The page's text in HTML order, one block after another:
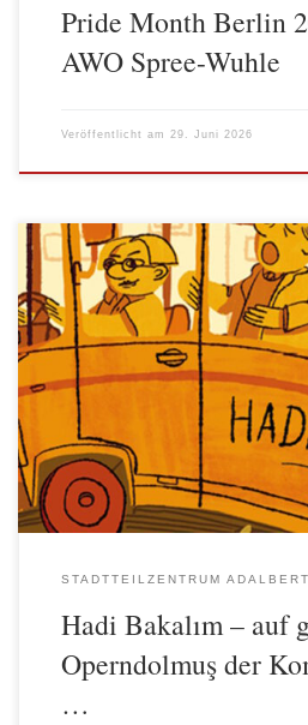
Pride Month Berlin
AWO Spree-Wuhle
Veröffentlicht am 29. Juni 2026
Der Operndolmuş der Komischen
Opernstars, hat Anfang Juni Halt
Gespielt wurde „Hadi Bakalım – auf
nicht zu kurzes Programm aus
Operetten-Duetten, türkischer
Das Programm lädt alle ein, mit
STADTTEILZENTRUM
Hadi Bakalım – auf
Operndolmuş der
…